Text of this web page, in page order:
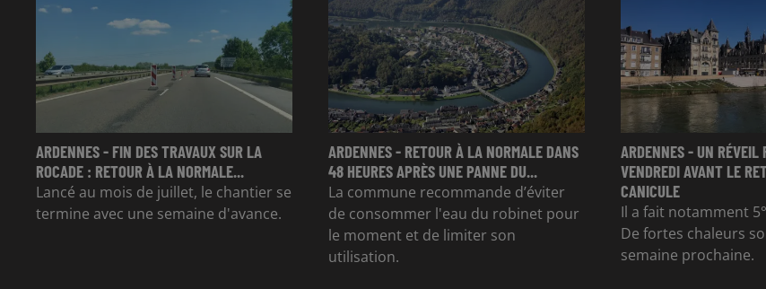
ARDENNES - FIN DES TRAVAUX SUR LA
ROCADE : RETOUR À LA NORMALE...
Lancé au mois de juillet, le chantier se
termine avec une semaine d'avance.
ARDENNES - RETOUR À LA NORMALE DANS
48 HEURES APRÈS UNE PANNE DU...
La commune recommande d’éviter
de consommer l'eau du robinet pour
le moment et de limiter son
utilisation.
ARDENNES - UN RÉVEIL
VENDREDI AVANT LE
CANICULE
Il a fait notamment
De fortes chaleurs
semaine prochaine.